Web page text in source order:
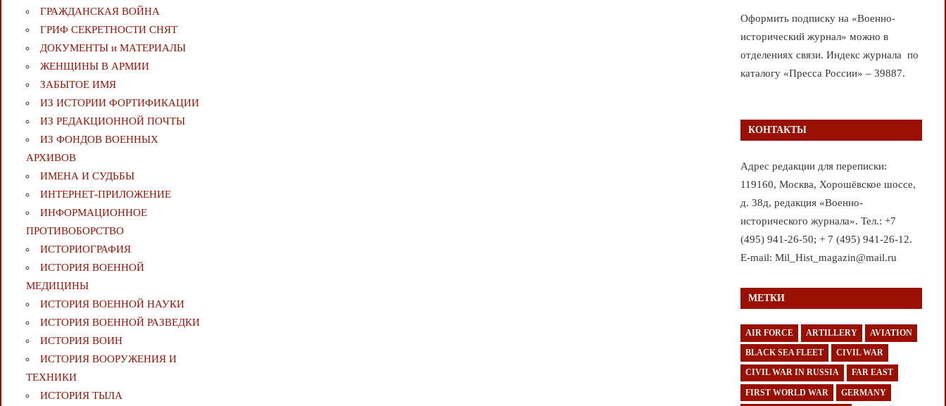
ГРАЖДАНСКАЯ ВОЙНА
ГРИФ СЕКРЕТНОСТИ СНЯТ
ДОКУМЕНТЫ и МАТЕРИАЛЫ
ЖЕНЩИНЫ В АРМИИ
ЗАБЫТОЕ ИМЯ
ИЗ ИСТОРИИ ФОРТИФИКАЦИИ
ИЗ РЕДАКЦИОННОЙ ПОЧТЫ
ИЗ ФОНДОВ ВОЕННЫХ
АРХИВОВ
ИМЕНА И СУДЬБЫ
ИНТЕРНЕТ-ПРИЛОЖЕНИЕ
ИНФОРМАЦИОННОЕ
ПРОТИВОБОРСТВО
ИСТОРИОГРАФИЯ
ИСТОРИЯ ВОЕННОЙ
МЕДИЦИНЫ
ИСТОРИЯ ВОЕННОЙ НАУКИ
ИСТОРИЯ ВОЕННОЙ РАЗВЕДКИ
ИСТОРИЯ ВОИН
ИСТОРИЯ ВООРУЖЕНИЯ И
ТЕХНИКИ
ИСТОРИЯ ТЫЛА
Оформить подписку на «Военно-
исторический журнал» можно в
отделениях связи. Индекс журнала по
каталогу «Пресса России» – 39887.
КОНТАКТЫ
Адрес редакции для переписки:
119160, Москва, Хорошёвское шоссе,
д. 38д, редакция «Военно-
исторического журнала». Тел.: +7
(495) 941-26-50; + 7 (495) 941-26-12.
E-mail: Mil_Hist_magazin@mail.ru
МЕТКИ
AIR FORCE ARTILLERY AVIATION
BLACK SEA FLEET CIVIL WAR
CIVIL WAR IN RUSSIA FAR EAST
FIRST WORLD WAR GERMANY